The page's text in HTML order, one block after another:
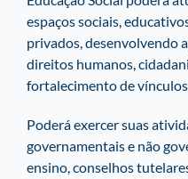
espaços sociais,
privados, desenvolvendo
direitos humanos,
fortalecimento de
Poderá exercer suas
governamentais e não
ensino, conselhos